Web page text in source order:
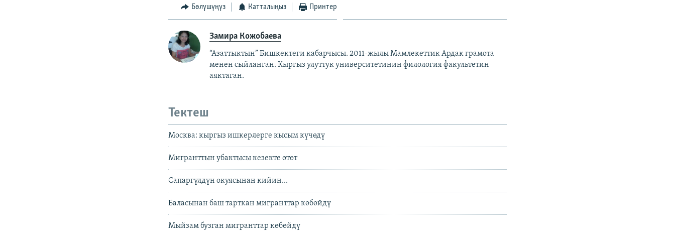
Бөлүшүңүз Катталыңыз Принтер
Замира Кожобаева
“Азаттыктын” Бишкектеги кабарчысы. 2011-жылы Мамлекеттик Ардак грамота
менен сыйланган. Кыргыз улуттук университетинин филология факультетин
аяктаган.
Тектеш
Москва: кыргыз ишкерлерге кысым күчөдү
Мигранттын убактысы кезекте өтөт
Сапаргүлдүн окуясынан кийин...
Баласынан баш тарткан мигранттар көбөйдү
Мыйзам бузган мигранттар көбөйдү